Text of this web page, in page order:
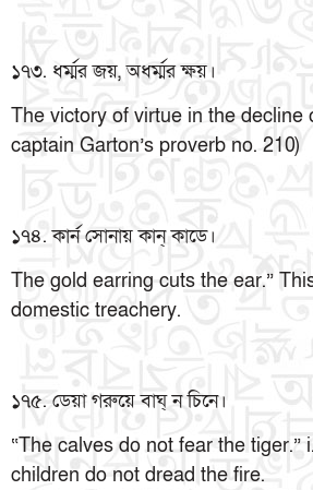
১৭৩. ধর্ম্মর জয়, অধর্ম্মর ক্ষয়।
The victory of virtue in the decline
captain Garton’s proverb no. 210)
১৭৪. কার্ন সোনায় কান্ কাডে।
The gold earring cuts the ear.”
domestic treachery.
১৭৫. ডেয়া গরুয়ে বাঘ্ ন চিনে।
“The calves do not fear the tiger.”
children do not dread the fire.